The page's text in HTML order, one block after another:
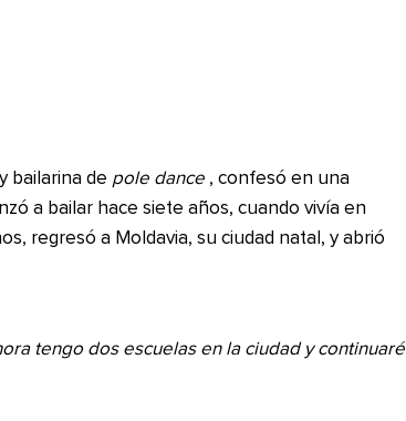
bailarina de pole dance , confesó en una
a bailar hace siete años, cuando vivía en
regresó a Moldavia, su ciudad natal, y abrió
tengo dos escuelas en la ciudad y continuaré